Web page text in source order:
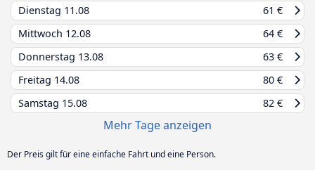
Dienstag 11.08
61 €
Mittwoch 12.08
64 €
Donnerstag 13.08
63 €
Freitag 14.08
80 €
Samstag 15.08 82 €
Mehr Tage anzeigen
Der Preis gilt für eine einfache Fahrt und eine Person.